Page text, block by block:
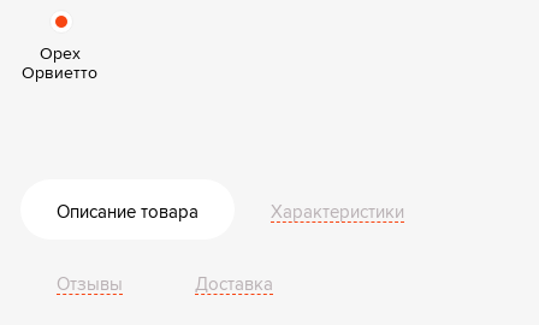
Орех
Орвиетто
Описание товара Характеристики
Отзывы Доставка